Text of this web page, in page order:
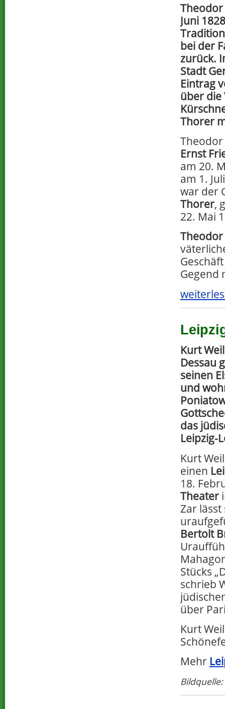
Juni
bei der
zurück.
Stadt
Eintrag
über die
Thorer
Ernst
am 20.
am 1.
war der
Thorer,
22. Mai
Gegend
Kurt
Dessau
seinen
und
das
Leipzig-
Kurt
einen
18.
Theater
Zar
Bertolt
Stücks
schrieb
über
Kurt
Mehr
Bildquelle: